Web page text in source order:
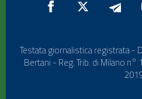
Testata giornalistica registrata -
Bertani - Reg. Trib. di Milano